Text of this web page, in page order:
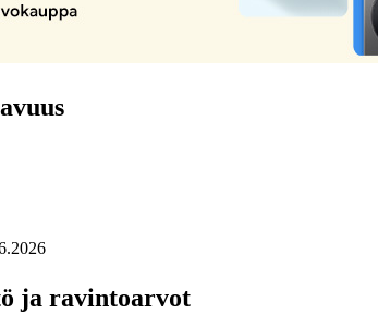
ja ravintoarvot